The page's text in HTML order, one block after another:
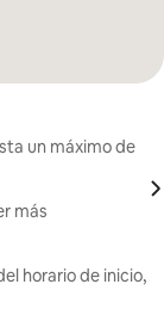
un máximo de
más
horario de inicio,